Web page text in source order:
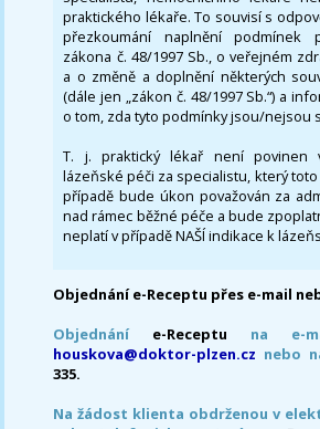
praktického lékaře. To souvisí s
přezkoumání naplnění podmínek
zákona č. 48/1997 Sb., o veřejném
a o změně a doplnění některých
(dále jen „zákon č. 48/1997 Sb.“) a
o tom, zda tyto podmínky jsou/nejsou
T. j. praktický lékař není povinen
lázeňské péči za specialistu, který
případě bude úkon považován za
nad rámec běžné péče a bude
neplatí v případě NAŠÍ indikace k
Objednání e-Receptu přes e-mail
Objednání e-Receptu na e-
houskova@doktor-plzen.cz nebo
335.
Na žádost klienta obdrženou v